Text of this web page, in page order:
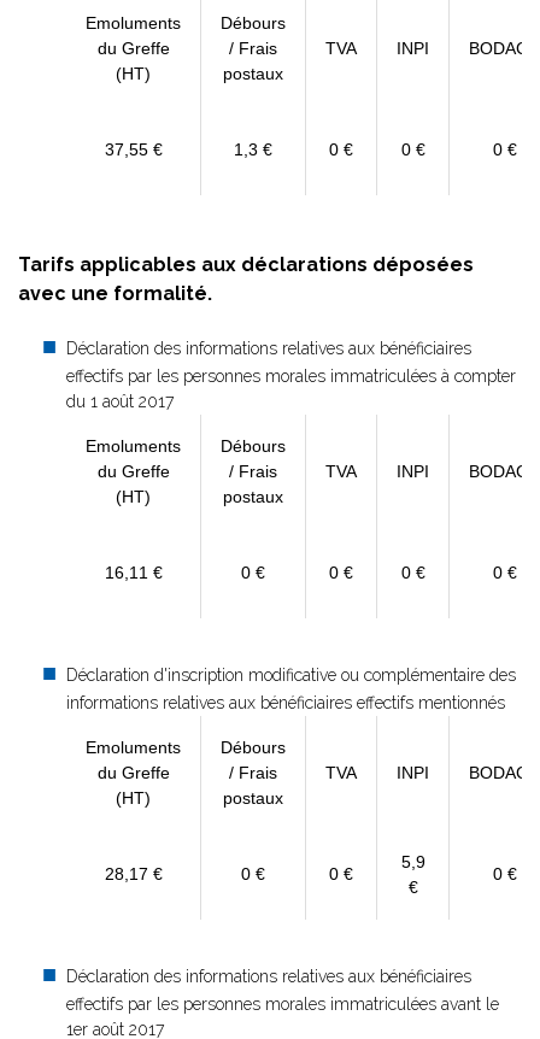
Emoluments
du Greffe
(HT)
Débours
/ Frais
postaux
TVA INPI BODACC
37,55 € 1,3 € 0 € 0 € 0 €
Tarifs applicables aux déclarations déposées
avec une formalité.
Déclaration des informations relatives aux bénéficiaires
effectifs par les personnes morales immatriculées à compter
du 1 août 2017
Emoluments
du Greffe
(HT)
Débours
/ Frais
postaux
TVA INPI BODACC
16,11 € 0 € 0 € 0 € 0 €
Déclaration d'inscription modificative ou complémentaire des
informations relatives aux bénéficiaires effectifs mentionnés
Emoluments
du Greffe
(HT)
Débours
/ Frais
postaux
TVA INPI BODACC
28,17 € 0 € 0 €
5,9
€
0 €
Déclaration des informations relatives aux bénéficiaires
effectifs par les personnes morales immatriculées avant le
1er août 2017